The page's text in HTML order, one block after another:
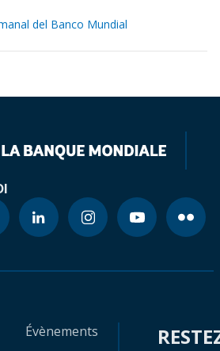
del Banco Mundial
Évènements